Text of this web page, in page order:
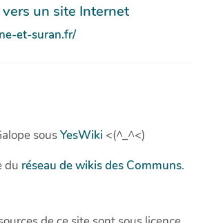
un site Internet
et-suran.fr/
sousYesWiki <(^_^<)
du réseau de wikis des Communs.